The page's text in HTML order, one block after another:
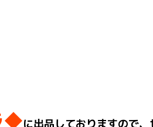
◆に出品しておりますので、